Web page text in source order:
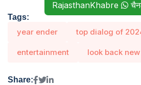
RajasthanKhabre
Tags:
year ender top dialog of
entertainment look back
Share: